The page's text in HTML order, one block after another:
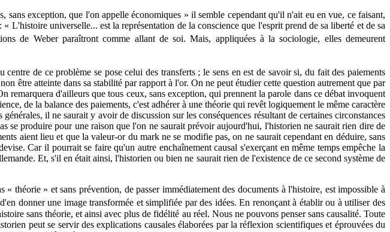
exception, que l'on appelle économiques » il semble cependant qu'il n'ait eu en vue, ce faisant,
universelle... est la représentation de la conscience que l'esprit prend de sa liberté et de sa
de Weber paraîtront comme allant de soi. Mais, appliquées à la sociologie, elles demeurent
centre de ce problème se pose celui des transferts ; le sens en est de savoir si, du fait des paiements
être atteinte dans sa stabilité par rapport à l'or. On ne peut étudier cette question autrement que par
d'ailleurs que tous ceux, sans exception, qui prennent la parole dans ce débat invoquent
de la balance des paiements, c'est adhérer à une théorie qui revêt logiquement le même caractère
il ne saurait y avoir de discussion sur les conséquences résultant de certaines circonstances
se produire pour une raison que l'on ne saurait prévoir aujourd'hui, l'historien ne saurait rien dire de
aient lieu et que la valeur-or du mark ne se modifie pas, on ne saurait cependant en déduire, sans
Car il pourrait se faire qu'un autre enchaînement causal s'exerçant en même temps empêche la
Et, s'il en était ainsi, l'historien ou bien ne saurait rien de l'existence de ce second système de
théorie » et sans prévention, de passer immédiatement des documents à l'histoire, est impossible à
donner une image transformée et simplifiée par des idées. En renonçant à établir ou à utiliser des
sans théorie, et ainsi avec plus de fidélité au réel. Nous ne pouvons penser sans causalité. Toute
peut se servir des explications causales élaborées par la réflexion scientifiques et éprouvées du